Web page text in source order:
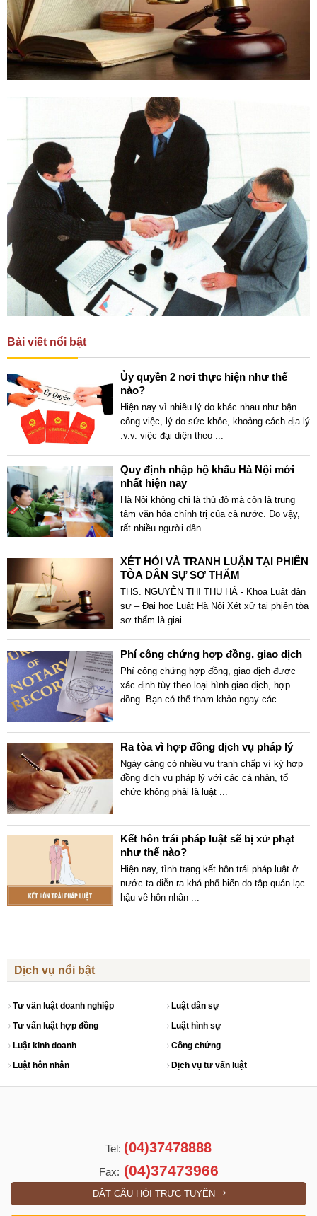
Bài viết nổi bật
Ủy quyền 2 nơi thực hiện như thế
nào?
Hiện nay vì nhiều lý do khác nhau như bận
công việc, lý do sức khỏe, khoảng cách địa lý
.v.v. việc đại diện theo ...
Quy định nhập hộ khẩu Hà Nội mới
nhất hiện nay
Hà Nội không chỉ là thủ đô mà còn là trung
tâm văn hóa chính trị của cả nước. Do vậy,
rất nhiều người dân
XÉT HỎI VÀ TRANH LUẬN TẠI PHIÊN
TÒA DÂN SỰ SƠ THẨM
THS. NGUYỄN THỊ THU HÀ - Khoa Luật dân
sự – Đại học Luật Hà Nội Xét xử tại phiên tòa
sơ thẩm là giai ...
Phí công chứng hợp đồng, giao dịch
Phí công chứng hợp đồng, giao dịch được
xác định tùy theo loại hình giao dịch, hợp
đồng. Bạn có thể tham khảo ngay các
Ra tòa vì hợp đồng dịch vụ pháp lý
Ngày càng có nhiều vụ tranh chấp vì ký hợp
đồng dịch vụ pháp lý với các cá nhân, tổ
chức không phải là luật
Kết hôn trái pháp luật sẽ bị xử phạt
như thế nào?
Hiện nay, tình trạng kết hôn trái pháp luật ở
nước ta diễn ra khá phổ biến do tập quán lạc
hậu về hôn nhân ...
Dịch vụ nổi bật
Tư vấn luật doanh nghiệp
Tư vấn luật hợp đồng
Luật dân sự
Luật hình sự
Luật kinh doanh
Luật hôn nhân
Công chứng
Dịch vụ tư vấn luật
Tel: (04)37478888
Fax: (04)37473966
ĐẶT CÂU HỎI TRỰC TUYẾN